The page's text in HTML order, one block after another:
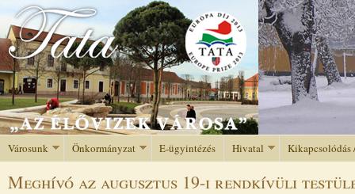
Jump to navigation
Városunk Önkormányzat E-ügyintézés Hivatal Kikapcsolódás
Meghívó az augusztus 19-i rendkívüli